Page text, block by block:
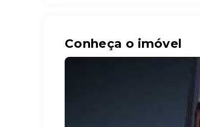
Conheça o imóvel